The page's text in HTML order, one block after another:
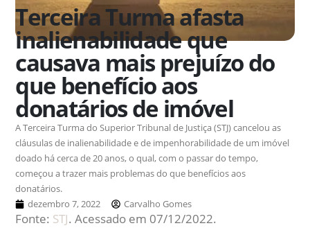
Terceira Turma afasta
inalienabilidade que
causava mais prejuízo do
que benefício aos
donatários de imóvel
A Terceira Turma do Superior Tribunal de Justiça (STJ) cancelou as
cláusulas de inalienabilidade e de impenhorabilidade de um imóvel
doado há cerca de 20 anos, o qual, com o passar do tempo,
começou a trazer mais problemas do que benefícios aos
donatários.
dezembro 7, 2022
Carvalho Gomes
Fonte: STJ. Acessado em 07/12/2022.